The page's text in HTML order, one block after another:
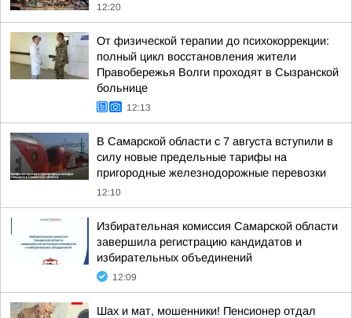
12:20
От физической терапии до психокоррекции:
полный цикл восстановления жители
Правобережья Волги проходят в Сызранской
больнице
12:13
В Самарской области с 7 августа вступили в
силу новые предельные тарифы на
пригородные железнодорожные перевозки
12:10
Избирательная комиссия Самарской области
завершила регистрацию кандидатов и
избирательных объединений
12:09
Шах и мат, мошенники! Пенсионер отдал